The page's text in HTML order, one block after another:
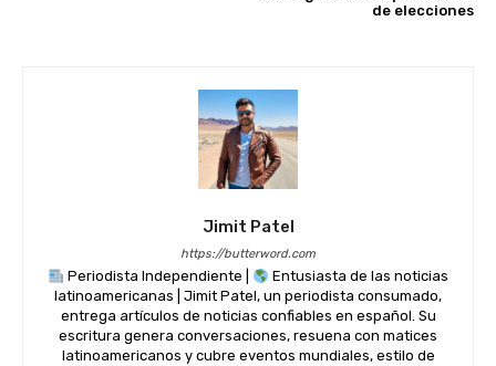
de elecciones
Jimit Patel
https://butterword.com
Periodista Independiente |
Entusiasta de las noticias
latinoamericanas | Jimit Patel, un periodista consumado,
entrega artículos de noticias confiables en español. Su
escritura genera conversaciones, resuena con matices
latinoamericanos y cubre eventos mundiales, estilo de